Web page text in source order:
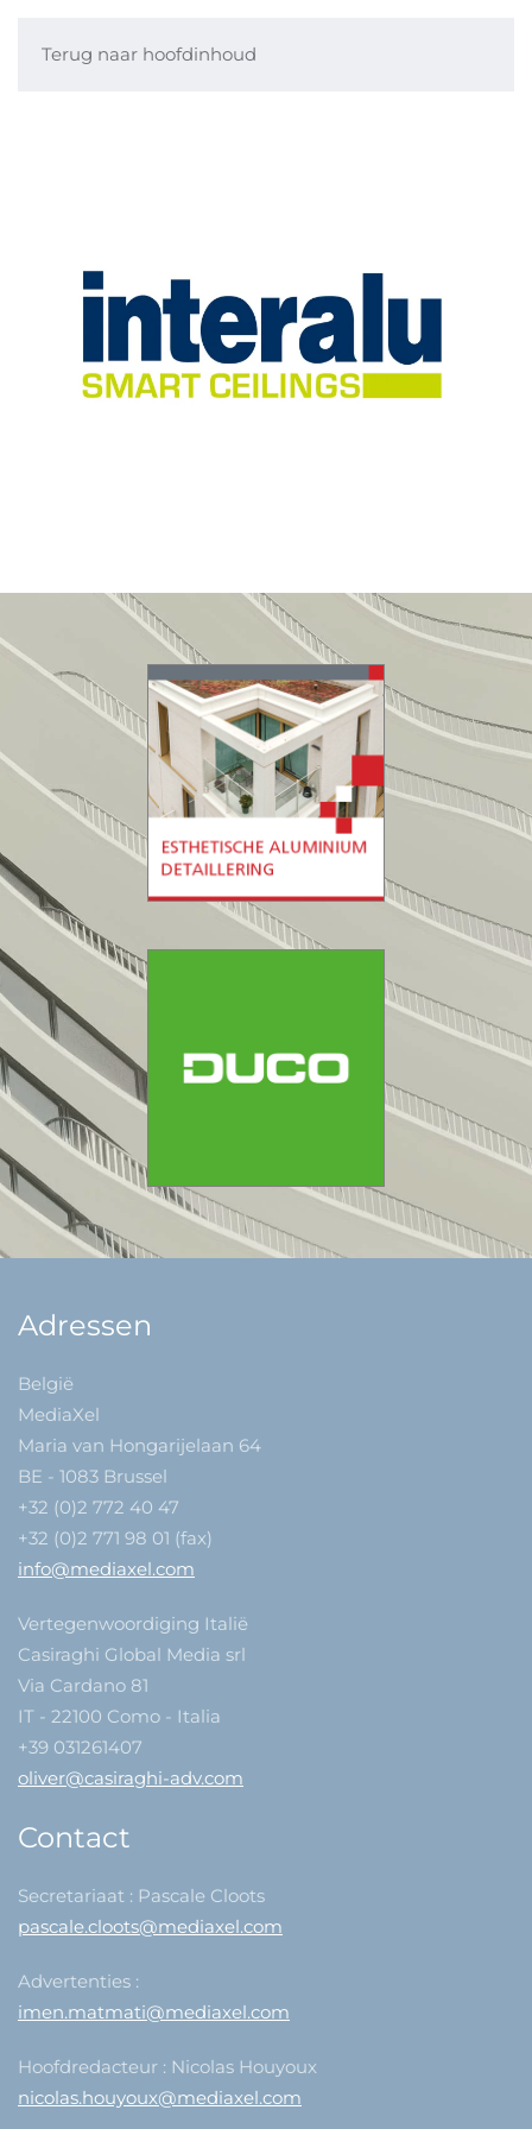
Terug naar hoofdinhoud
Adressen
België
MediaXel
Maria van Hongarijelaan 64
BE - 1083 Brussel
+32 (0)2 772 40 47
+32 (0)2 771 98 01 (fax)
info@mediaxel.com
Vertegenwoordiging Italië
Casiraghi Global Media srl
Via Cardano 81
IT - 22100 Como - Italia
+39 031261407
oliver@casiraghi-adv.com
Contact
Secretariaat : Pascale Cloots
pascale.cloots@mediaxel.com
Advertenties :
imen.matmati@mediaxel.com
Hoofdredacteur : Nicolas Houyoux
nicolas.houyoux@mediaxel.com